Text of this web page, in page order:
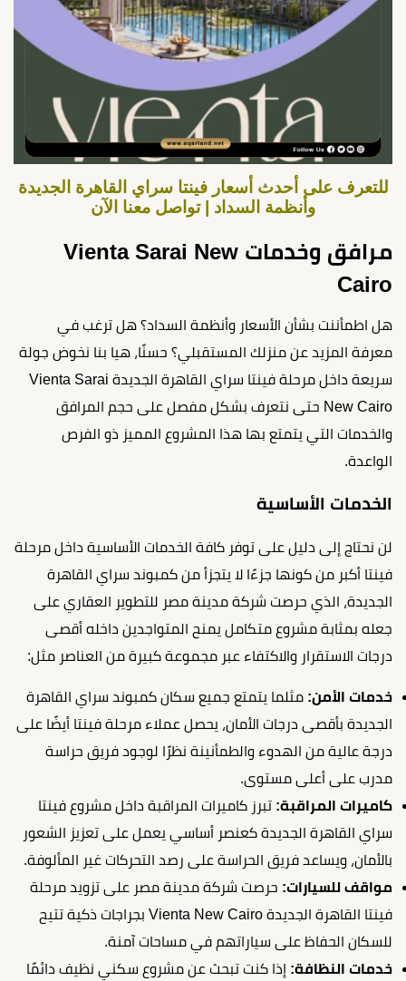
للتعرف على أحدث أسعار فينتا سراي القاهرة الجديدة
وأنظمة السداد | تواصل معنا الآن
مرافق وخدمات Vienta Sarai New
Cairo
هل اطمأننت بشأن الأسعار وأنظمة السداد؟ هل ترغب في
معرفة المزيد عن منزلك المستقبلي؟ حسنًا، هيا بنا نخوض جولة
سريعة داخل مرحلة فينتا سراي القاهرة الجديدة Vienta Sarai
New Cairo حتى نتعرف بشكل مفصل على حجم المرافق
والخدمات التي يتمتع بها هذا المشروع المميز ذو الفرص
الواعدة.
الخدمات الأساسية
لن نحتاج إلى دليل على توفر كافة الخدمات الأساسية داخل مرحلة
فينتا أكبر من كونها جزءًا لا يتجزأ من كمبوند سراي القاهرة
الجديدة، الذي حرصت شركة مدينة مصر للتطوير العقاري على
جعله بمثابة مشروع متكامل يمنح المتواجدين داخله أقصى
درجات الاستقرار والاكتفاء عبر مجموعة كبيرة من العناصر مثل:
خدمات الأمن: مثلما يتمتع جميع سكان كمبوند سراي القاهرة
الجديدة بأقصى درجات الأمان، يحصل عملاء مرحلة فينتا أيضًا على
درجة عالية من الهدوء والطمأنينة نظرًا لوجود فريق حراسة
مدرب على أعلى مستوى.
كاميرات المراقبة: تبرز كاميرات المراقبة داخل مشروع فينتا
سراي القاهرة الجديدة كعنصر أساسي يعمل على تعزيز الشعور
بالأمان، ويساعد فريق الحراسة على رصد التحركات غير المألوفة.
مواقف للسيارات: حرصت شركة مدينة مصر على تزويد مرحلة
فينتا القاهرة الجديدة Vienta New Cairo بجراجات ذكية تتيح
للسكان الحفاظ على سياراتهم في مساحات آمنة.
خدمات النظافة: إذا كنت تبحث عن مشروع سكني نظيف دائمًا